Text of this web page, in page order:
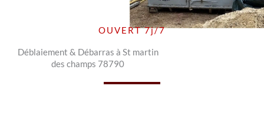
OUVERT 7j/7
Déblaiement & Débarras à St martin
des champs 78790